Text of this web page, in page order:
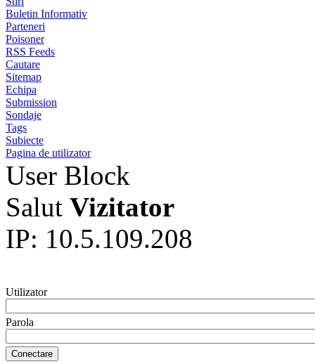
Buletin Informativ
Parteneri
Poisoner
RSS Feeds
Cautare
Sitemap
Echipa
Submission
Sondaje
Tags
Subiecte
Pagina de utilizator
User Block
Salut Vizitator
IP: 10.5.109.208
Utilizator
Parola